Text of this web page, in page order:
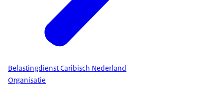
Belastingdienst Caribisch Nederland
Organisatie